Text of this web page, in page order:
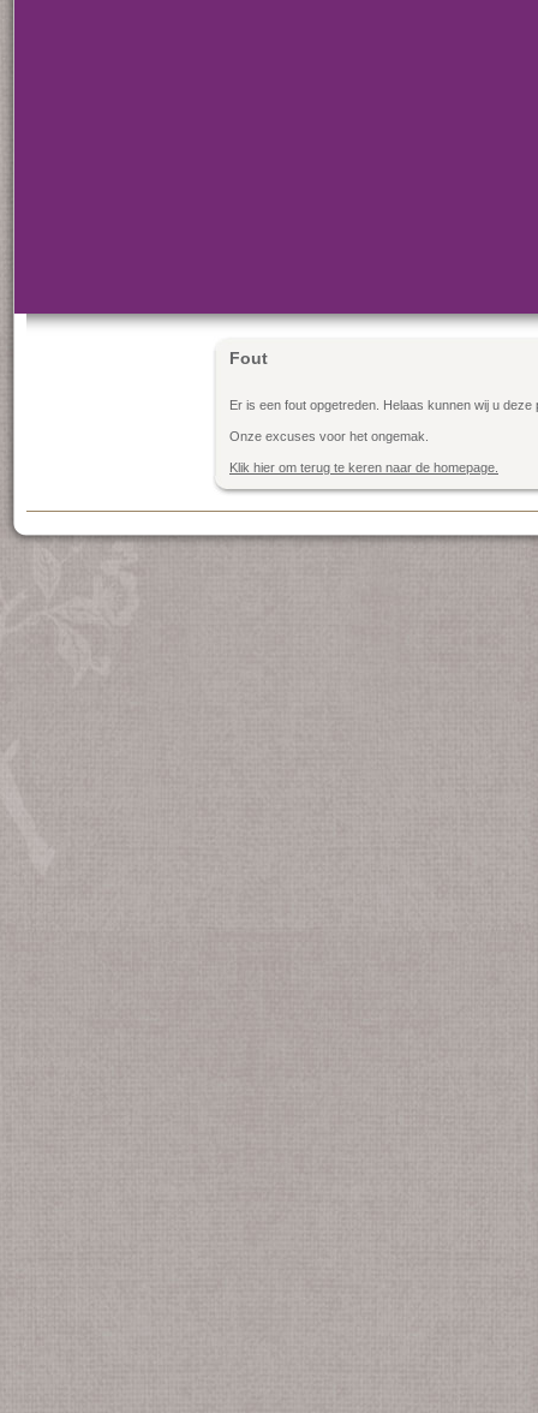
Fout
Er is een fout opgetreden. Helaas kunnen wij u deze
Onze excuses voor het ongemak.
Klik hier om terug te keren naar de homepage.